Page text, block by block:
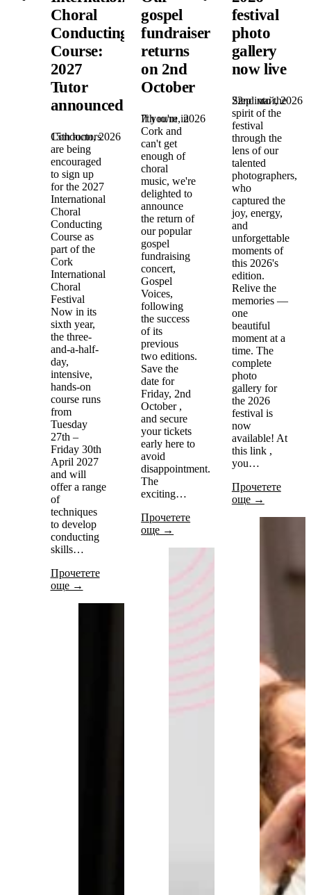
Choral
Conducting
Course:
2027
Tutor
announced!
15th юли, 2026
Conductors
are being
encouraged
to sign up
for the 2027
International
Choral
Conducting
Course as
part of the
Cork
International
Choral
Festival
Now in its
sixth year,
the three-
and-a-half-
day,
intensive,
hands-on
course runs
from
Tuesday
27th –
Friday 30th
April 2027
and will
offer a range
of
techniques
to develop
conducting
skills…
Прочетете
още →
gospel
fundraiser
returns
on 2nd
October
7th юли, 2026
If you're in
Cork and
can't get
enough of
choral
music, we're
delighted to
announce
the return of
our popular
gospel
fundraising
concert,
Gospel
Voices,
following
the success
of its
previous
two editions.
Save the
date for
Friday, 2nd
October ,
and secure
your tickets
early here to
avoid
disappointment.
The
exciting…
Прочетете
още →
festival
photo
gallery
now live
22nd май, 2026
Step into the
spirit of the
festival
through the
lens of our
talented
photographers,
who
captured the
joy, energy,
and
unforgettable
moments of
this 2026's
edition.
Relive the
memories —
one
beautiful
moment at a
time. The
complete
photo
gallery for
the 2026
festival is
now
available! At
this link ,
you…
Прочетете
още →